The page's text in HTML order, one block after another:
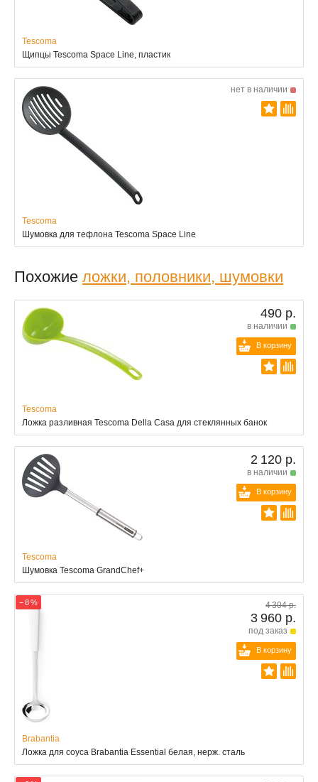
Tescoma
Щипцы Tescoma Space Line, пластик
нет в наличии
Tescoma
Шумовка для тефлона Tescoma Space Line
Похожие ложки, половники, шумовки
490 р.
в наличии
В корзину
Tescoma
Ложка разливная Tescoma Della Casa для стеклянных банок
2 120 р.
в наличии
В корзину
Tescoma
Шумовка Tescoma GrandChef+
− 8 % 4 304 р.
3 960 р.
под заказ
В корзину
Brabantia
Ложка для соуса Brabantia Essential белая, нерж. сталь